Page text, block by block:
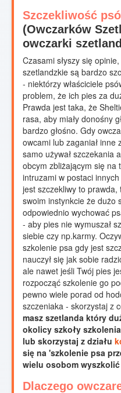
Szczekliwość
(Owczarków
owczarki
Czasami słyszy się
szetlandzkie są bardzo
- niektórzy właściciele
problem, że ich pies za
Prawda jest taka, że
rasa, aby miały donośny
bardzo głośno. Gdy
owcami lub zaganiał inne
samo używał szczekania
obcym zbliżającym się na
intruzami w postaci
jest szczekliwy to
swoim instynkcie że dużo
odpowiednio wychować
- aby pies nie wymuszał
siebie czy np.karmy.
szkolenie psa gdy jest
nauczył się jak sobie
ale nawet jeśli Twój pies
rozpocząć szkolenie go
pewno wiele porad od
szczeniaka - skorzystaj z
masz szetlanda który
okolicy szkoły
lub skorzystaj z działu
się na 'szkolenie psa
wielu osobom
Dlaczego